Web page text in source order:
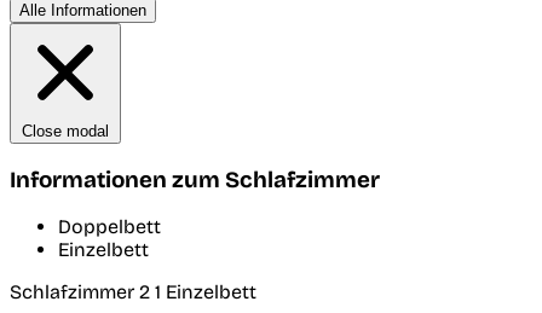
Alle Informationen
Close modal
Informationen zum Schlafzimmer
Doppelbett
Einzelbett
Schlafzimmer 2 1 Einzelbett